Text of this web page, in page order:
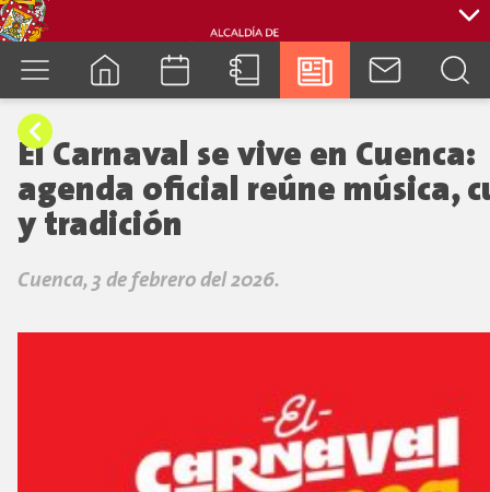
El Carnaval se vive en Cuenca:
agenda oficial reúne música,
y tradición
Cuenca, 3 de febrero del 2026.